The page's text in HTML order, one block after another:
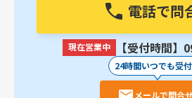
電話で問
現在営業中 【受付時間
24時間いつでも受
メールで問合